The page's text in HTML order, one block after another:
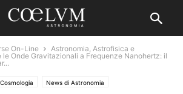
On-Line
Astronomia, Astrofisica e
le Onde Gravitazionali a Frequenze Nanohertz: il
News di Astronomia